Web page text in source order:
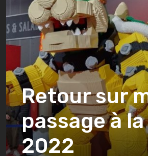
Retour sur
passage à la
2022